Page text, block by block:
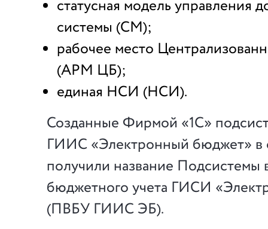
статусная модель управления
системы (СМ);
рабочее место
(АРМ ЦБ);
единая НСИ (НСИ).
Созданные Фирмой «1С»
ГИИС «Электронный бюджет» в
получили название Подсистемы
бюджетного учета ГИСИ
(ПВБУ ГИИС ЭБ).